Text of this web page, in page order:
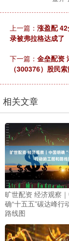
上一篇： 涨盈配
录被弗拉格达成了
下一篇： 金垒配资
（300376）股民
相关文章
旷世配资 经济观察
确“十五五”碳达峰行
路线图